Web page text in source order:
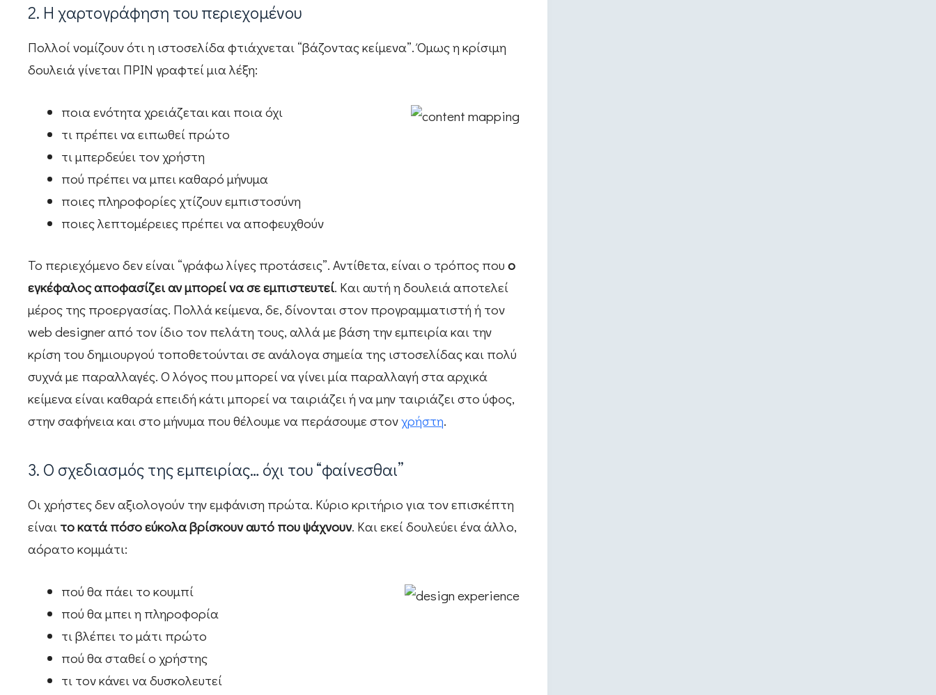
2. Η χαρτογράφηση του περιεχομένου
Πολλοί νομίζουν ότι η ιστοσελίδα φτιάχνεται “βάζοντας κείμενα”. Όμως η κρίσιμη
δουλειά γίνεται ΠΡΙΝ γραφτεί μια λέξη:
ποια ενότητα χρειάζεται και ποια όχι
τι πρέπει να ειπωθεί πρώτο
τι μπερδεύει τον χρήστη
πού πρέπει να μπει καθαρό μήνυμα
ποιες πληροφορίες χτίζουν εμπιστοσύνη
ποιες λεπτομέρειες πρέπει να αποφευχθούν
Το περιεχόμενο δεν είναι “γράφω λίγες προτάσεις”. Αντίθετα, είναι ο τρόπος που ο
εγκέφαλος αποφασίζει αν μπορεί να σε εμπιστευτεί. Και αυτή η δουλειά αποτελεί
μέρος της προεργασίας. Πολλά κείμενα, δε, δίνονται στον προγραμματιστή ή τον
web designer από τον ίδιο τον πελάτη τους, αλλά με βάση την εμπειρία και την
κρίση του δημιουργού τοποθετούνται σε ανάλογα σημεία της ιστοσελίδας και πολύ
συχνά με παραλλαγές. Ο λόγος που μπορεί να γίνει μία παραλλαγή στα αρχικά
κείμενα είναι καθαρά επειδή κάτι μπορεί να ταιριάζει ή να μην ταιριάζει στο ύφος,
στην σαφήνεια και στο μήνυμα που θέλουμε να περάσουμε στονχρήστη.
3. Ο σχεδιασμός της εμπειρίας… όχι του “φαίνεσθαι”
Οι χρήστες δεν αξιολογούν την εμφάνιση πρώτα. Κύριο κριτήριο για τον επισκέπτη
είναι το κατά πόσο εύκολα βρίσκουν αυτό που ψάχνουν. Και εκεί δουλεύει ένα άλλο,
αόρατο κομμάτι:
πού θα πάει το κουμπί
πού θα μπει η πληροφορία
τι βλέπει το μάτι πρώτο
πού θα σταθεί ο χρήστης
τι τον κάνει να δυσκολευτεί